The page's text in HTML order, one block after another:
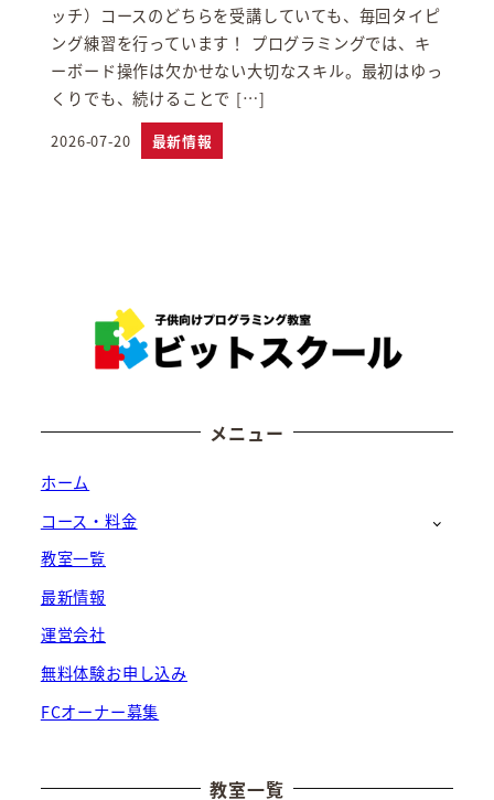
ッチ）コースのどちらを受講していても、毎回タイピ
ング練習を行っています！ プログラミングでは、キ
ーボード操作は欠かせない大切なスキル。最初はゆっ
くりでも、続けることで […]
投稿日
2026-07-20 最新情報
メニュー
ホーム
コース・料金
教室一覧
最新情報
運営会社
無料体験お申し込み
FCオーナー募集
教室一覧